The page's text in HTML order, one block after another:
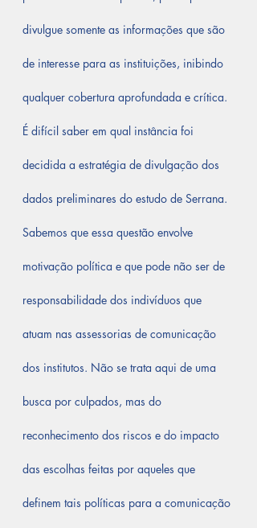
divulgue somente as informações que são
de interesse para as instituições, inibindo
qualquer cobertura aprofundada e crítica.
É difícil saber em qual instância foi
decidida a estratégia de divulgação dos
dados preliminares do estudo de Serrana.
Sabemos que essa questão envolve
motivação política e que pode não ser de
responsabilidade dos indivíduos que
atuam nas assessorias de comunicação
dos institutos. Não se trata aqui de uma
busca por culpados, mas do
reconhecimento dos riscos e do impacto
das escolhas feitas por aqueles que
definem tais políticas para a comunicação